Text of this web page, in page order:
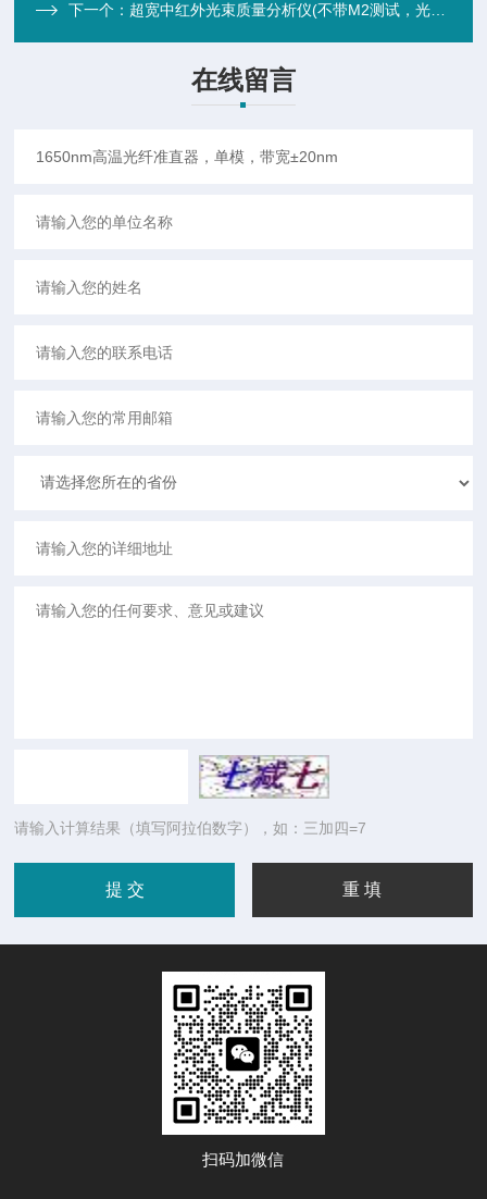
下一个： 超宽中红外光束质量分析仪(不带M2测试，光敏面：15.3×12.2mm)
在线留言
请输入计算结果（填写阿拉伯数字），如：三加四=7
扫码加微信